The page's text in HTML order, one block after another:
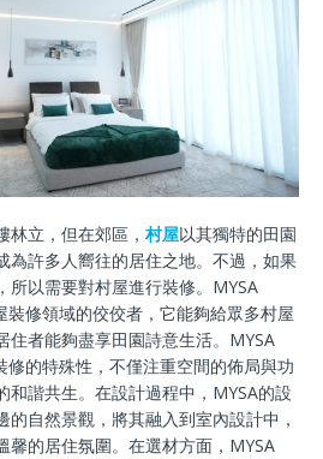
立，但在郊區， 村屋以其獨特的田園
為許多人嚮往的居住之地。不過，如果
所以需要對村屋進行裝修。MYSA
修領域的佼佼者，它能夠給眾多村屋
住者能夠盡享田園詩意生活。MYSA
的特殊性，不僅注重空間的佈局與功
和諧共生。在設計過程中，MYSA的設
自然景觀，將其融入到室內設計中，
馨的居住氛圍。在選材方面，MYSA